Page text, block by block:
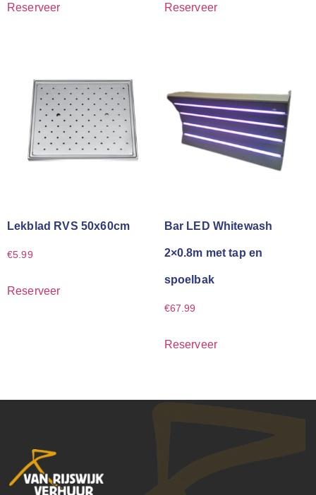
Reserveer Reserveer
Lekblad RVS 50x60cm
€5.99
Reserveer
Bar LED Whitewash
2×0.8m met tap en
spoelbak
€67.99
Reserveer